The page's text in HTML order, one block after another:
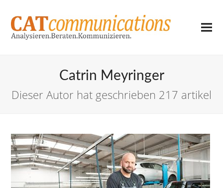
Catrin Meyringer
Dieser Autor hat geschrieben 217 artikel